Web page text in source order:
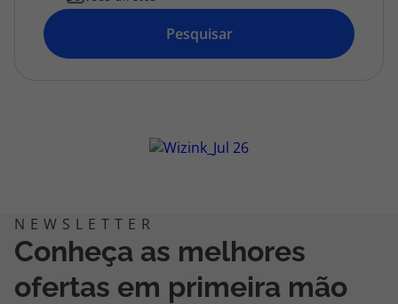
topatlantico@topatlantico.com
Pesquisar
Conheça as melhores
ofertas em primeira mão